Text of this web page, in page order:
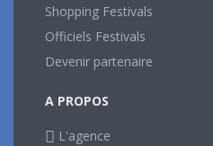
Shopping Festivals
Officiels Festivals
Devenir partenaire
A PROPOS
L'agence